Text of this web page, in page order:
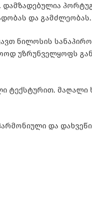
და გამძლეობას.
ნილოსის
უზრუნველყოფს
ტექსტურით.
და